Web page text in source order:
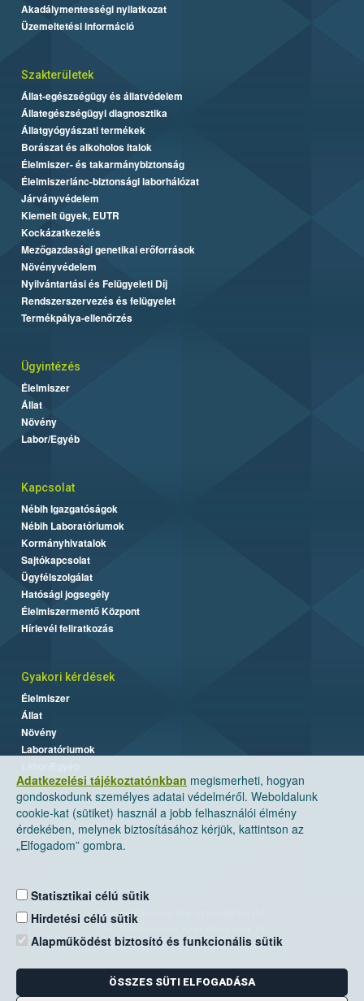
Adatkezelési tájékoztatónkban megismerheti, hogyan
gondoskodunk személyes adatai védelméről. Weboldalunk
cookie-kat (sütiket) használ a jobb felhasználói élmény
érdekében, melynek biztosításához kérjük, kattintson az
„Elfogadom” gombra.
Statisztikai célú sütik
Hirdetési célú sütik
Alapműködést biztosító és funkcionális sütik
ÖSSZES SÜTI ELFOGADÁSA
Akadálymentességi nyilatkozat
Üzemeltetési információ
Szakterületek
Állat-egészségügy és állatvédelem
Állategészségügyi diagnosztika
Állatgyógyászati termékek
Borászat és alkoholos italok
Élelmiszer- és takarmánybiztonság
Élelmiszerlánc-biztonsági laborhálózat
Járványvédelem
Kiemelt ügyek, EUTR
Kockázatkezelés
Mezőgazdasági genetikai erőforrások
Növényvédelem
Nyilvántartási és Felügyeleti Díj
Rendszerszervezés és felügyelet
Termékpálya-ellenőrzés
Ügyintézés
Élelmiszer
Állat
Növény
Labor/Egyéb
Kapcsolat
Nébih Igazgatóságok
Nébih Laboratóriumok
Kormányhivatalok
Sajtókapcsolat
Ügyfélszolgálat
Hatósági jogsegély
Élelmiszermentő Központ
Hírlevél feliratkozás
Gyakori kérdések
Élelmiszer
Állat
Növény
Laboratóriumok
Nemzeti Élelmiszerlánc-biztonsági Hivatal
Levelezési cím: 1525 Budapest. Pf. 30.
E-mail:ugyfelszolgalat@nebih.gov.hu